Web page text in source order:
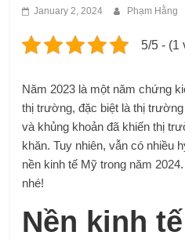
January 2, 2024 Phạm Hằng
5/5 - (1
Năm 2023 là một năm chứng
thị trường, đặc biệt là thị
và khủng khoản đã khiến thị
khăn. Tuy nhiên, vẫn có nhiều
nền kinh tế Mỹ trong năm
nhé!
Nền kinh